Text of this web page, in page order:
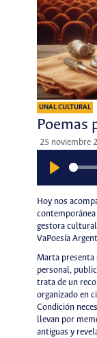
UNAL CULTURAL
Poemas
25 noviembre
Hoy nos
gestora
VaPoesía
Marta presenta
personal,
trata de un
organizado en
Condición
llevan por
antiguas y